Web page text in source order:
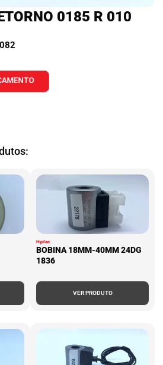
0185 R 010
Hydac
BOBINA 18MM-40MM 24DG
1836
VER PRODUTO